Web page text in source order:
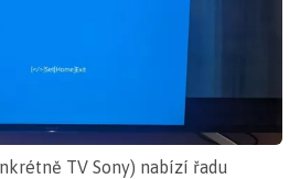
TV Sony) nabízí řadu